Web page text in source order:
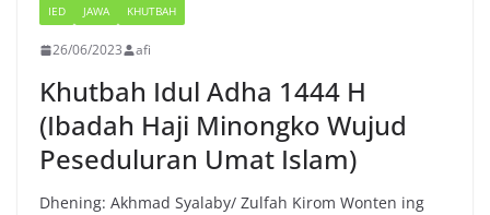
IED JAWA KHUTBAH
26/06/2023 afi
Khutbah Idul Adha 1444 H
(Ibadah Haji Minongko Wujud
Peseduluran Umat Islam)
Dhening: Akhmad Syalaby/ Zulfah Kirom Wonten ing